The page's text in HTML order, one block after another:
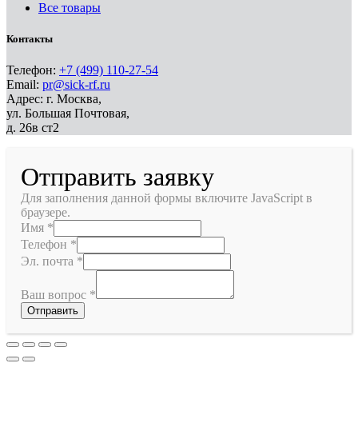
Все товары
Контакты
Телефон: +7 (499) 110-27-54
Email: pr@sick-rf.ru
Адрес: г. Москва,
ул. Большая Почтовая,
д. 26в ст2
Отправить заявку
Для заполнения данной формы включите JavaScript в
браузере.
Имя *
Телефон *
Эл. почта *
Ваш вопрос *
Отправить